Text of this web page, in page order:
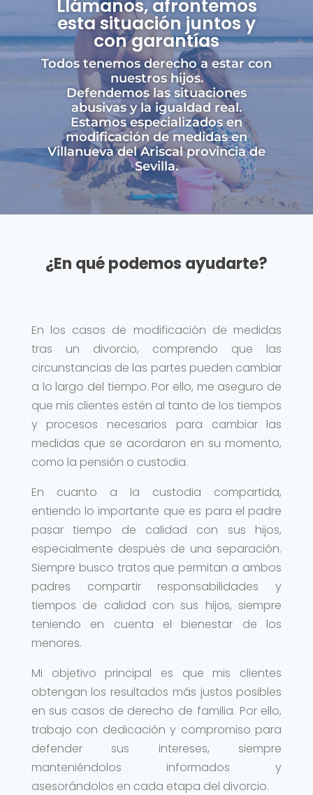
Llámanos, afrontemos
esta situación juntos y
con garantías
Todos tenemos derecho a estar con
nuestros hijos.
Defendemos las situaciones
abusivas y la igualdad real.
Estamos especializados en
modificación de medidas en
Villanueva del Ariscal provincia de
Sevilla.
¿En qué podemos ayudarte?
En los casos de modificación de medidas
tras un divorcio, comprendo que las
circunstancias de las partes pueden cambiar
a lo largo del tiempo. Por ello, me aseguro de
que mis clientes estén al tanto de los tiempos
y procesos necesarios para cambiar las
medidas que se acordaron en su momento,
como la pensión o custodia.
En cuanto a la custodia compartida,
entiendo lo importante que es para el padre
pasar tiempo de calidad con sus hijos,
especialmente después de una separación.
Siempre busco tratos que permitan a ambos
padres compartir responsabilidades y
tiempos de calidad con sus hijos, siempre
teniendo en cuenta el bienestar de los
menores.
Mi objetivo principal es que mis clientes
obtengan los resultados más justos posibles
en sus casos de derecho de familia. Por ello,
trabajo con dedicación y compromiso para
defender sus intereses, siempre
manteniéndolos informados y
asesorándolos en cada etapa del divorcio.